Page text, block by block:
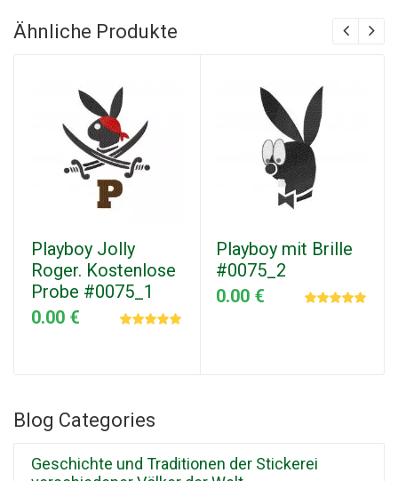
Ähnliche Produkte
Playboy Jolly
Roger. Kostenlose
Probe #0075_1
0.00 €
Playboy mit Brille
#0075_2
0.00 €
Blog Categories
Geschichte und Traditionen der Stickerei